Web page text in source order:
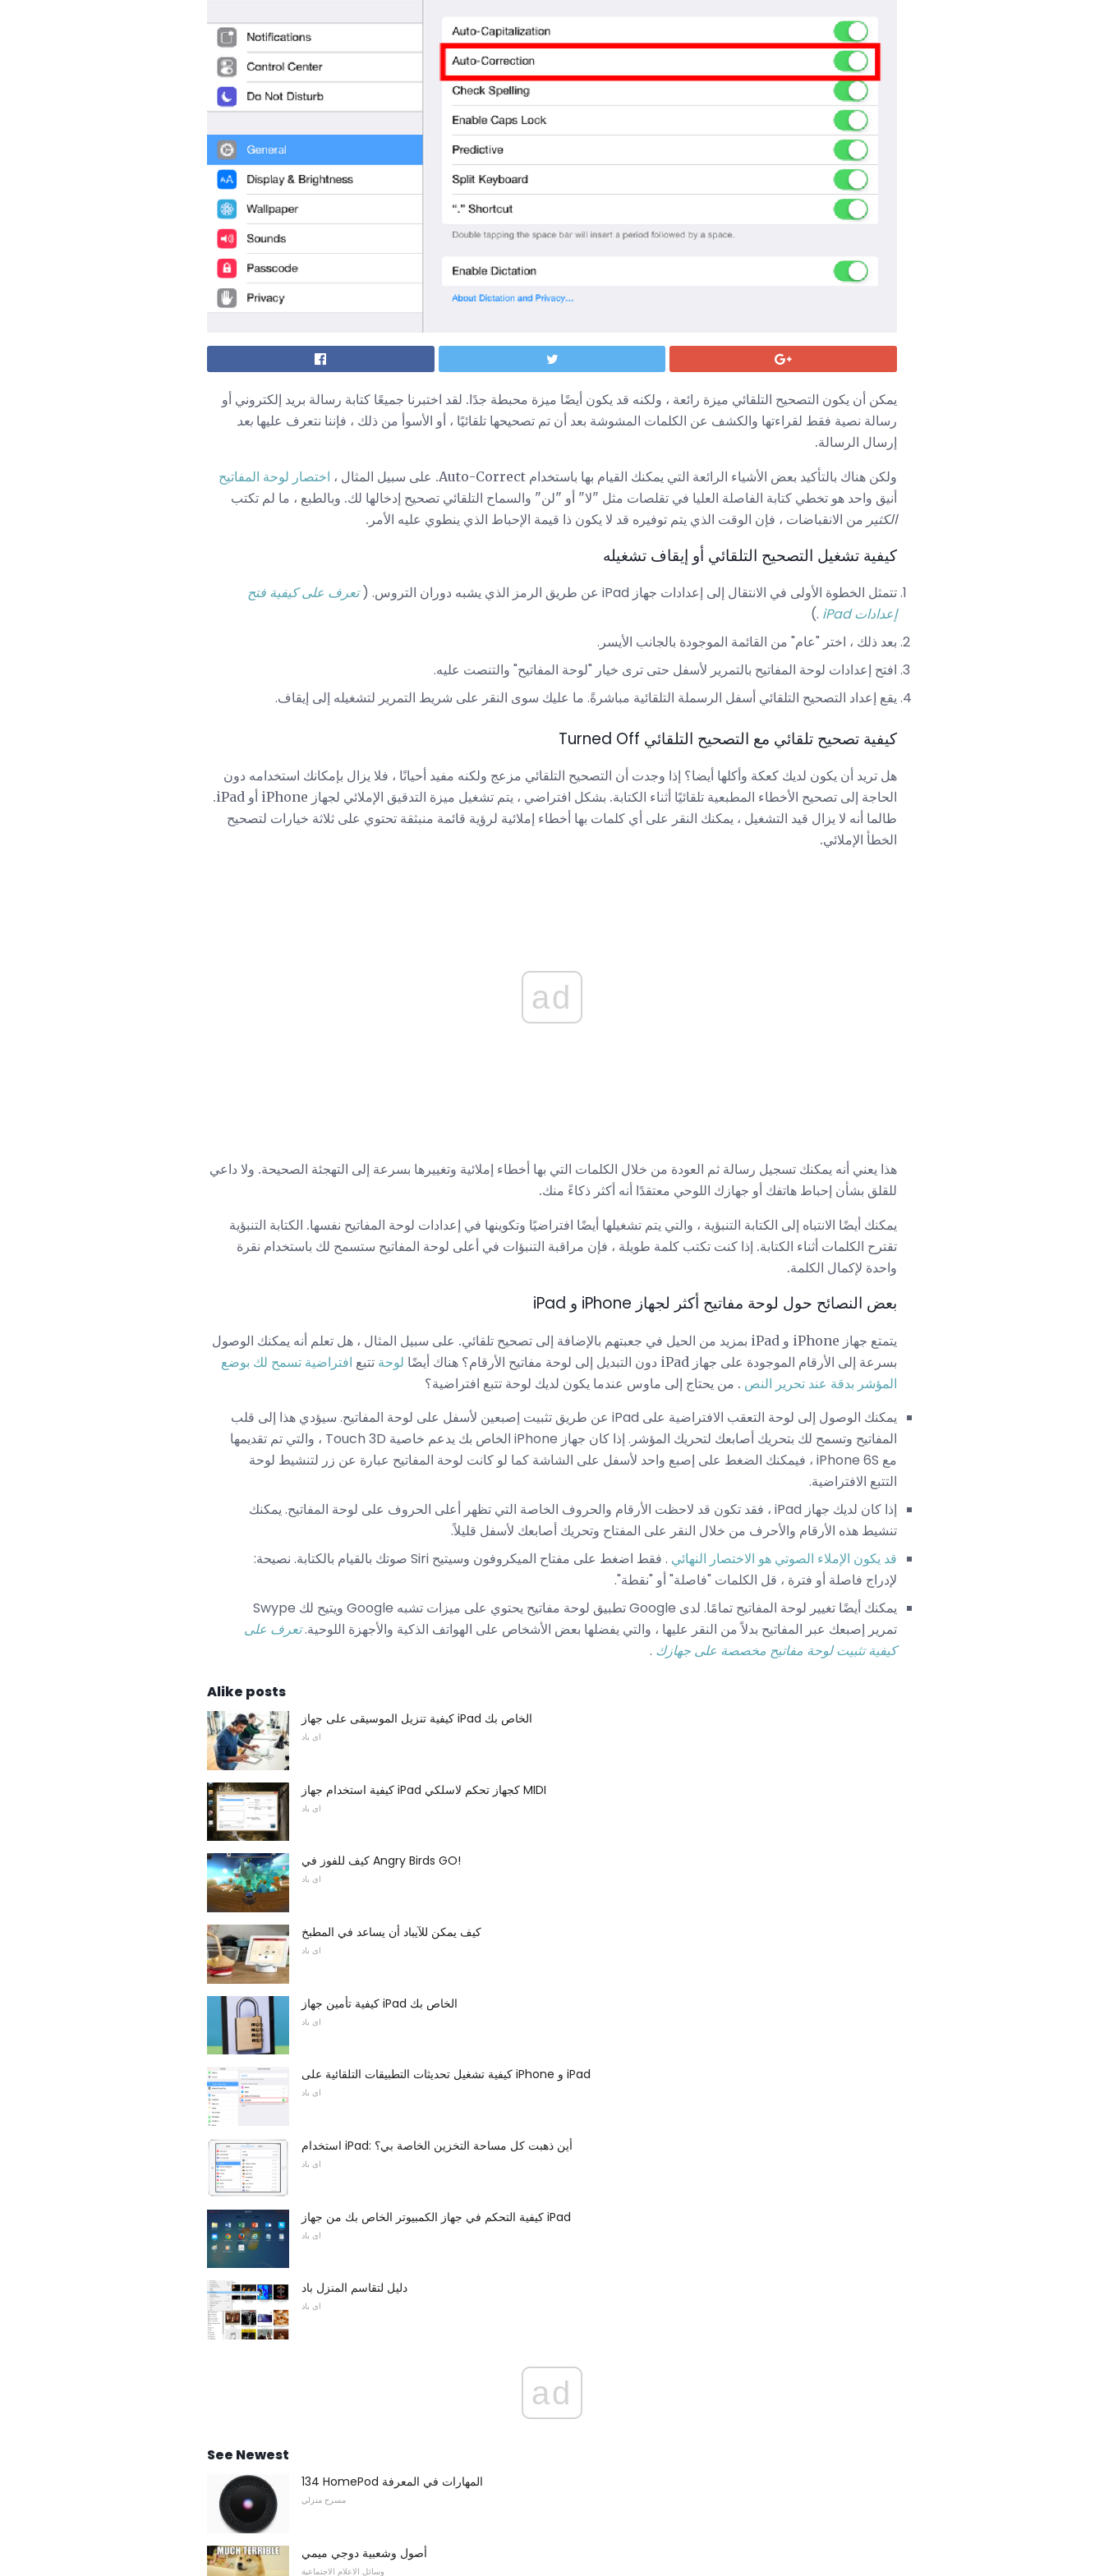
يمكن أن يكون التصحيح التلقائي ميزة رائعة ، ولكنه قد يكون أيضًا ميزة محبطة جدًا. لقد اختبرنا جميعًا كتابة رسالة بريد إلكتروني أو
رسالة نصية فقط لقراءتها والكشف عن الكلمات المشوشة بعد أن تم تصحيحها تلقائيًا ، أو الأسوأ من ذلك ، فإننا نتعرف عليها بعد
إرسال الرسالة.
ولكن هناك بالتأكيد بعض الأشياء الرائعة التي يمكنك القيام بها باستخدام Auto-Correct. على سبيل المثال ،
اختصار لوحة المفاتيح
أنيق واحد هو تخطي كتابة الفاصلة العليا في تقلصات مثل "لا" أو "لن" والسماح التلقائي تصحيح إدخالها لك. وبالطبع ، ما لم تكتب
الكثير من الانقباضات ، فإن الوقت الذي يتم توفيره قد لا يكون ذا قيمة الإحباط الذي ينطوي عليه الأمر.
كيفية تشغيل التصحيح التلقائي أو إيقاف تشغيله
تتمثل الخطوة الأولى في الانتقال إلى إعدادات جهاز iPad عن طريق الرمز الذي يشبه دوران التروس. (
تعرف على كيفية فتح
إعدادات iPad
.)
بعد ذلك ، اختر "عام" من القائمة الموجودة بالجانب الأيسر.
افتح إعدادات لوحة المفاتيح بالتمرير لأسفل حتى ترى خيار "لوحة المفاتيح" والتنصت عليه.
يقع إعداد التصحيح التلقائي أسفل الرسملة التلقائية مباشرةً. ما عليك سوى النقر على شريط التمرير لتشغيله إلى إيقاف.
كيفية تصحيح تلقائي مع التصحيح التلقائي Turned Off
هل تريد أن يكون لديك كعكة وأكلها أيضا؟ إذا وجدت أن التصحيح التلقائي مزعج ولكنه مفيد أحيانًا ، فلا يزال بإمكانك استخدامه دون
الحاجة إلى تصحيح الأخطاء المطبعية تلقائيًا أثناء الكتابة. بشكل افتراضي ، يتم تشغيل ميزة التدقيق الإملائي لجهاز iPhone أو iPad.
طالما أنه لا يزال قيد التشغيل ، يمكنك النقر على أي كلمات بها أخطاء إملائية لرؤية قائمة منبثقة تحتوي على ثلاثة خيارات لتصحيح
الخطأ الإملائي.
ad
هذا يعني أنه يمكنك تسجيل رسالة ثم العودة من خلال الكلمات التي بها أخطاء إملائية وتغييرها بسرعة إلى التهجئة الصحيحة. ولا داعي
للقلق بشأن إحباط هاتفك أو جهازك اللوحي معتقدًا أنه أكثر ذكاءً منك.
يمكنك أيضًا الانتباه إلى الكتابة التنبؤية ، والتي يتم تشغيلها أيضًا افتراضيًا وتكوينها في إعدادات لوحة المفاتيح نفسها. الكتابة التنبؤية
تقترح الكلمات أثناء الكتابة. إذا كنت تكتب كلمة طويلة ، فإن مراقبة التنبؤات في أعلى لوحة المفاتيح ستسمح لك باستخدام نقرة
واحدة لإكمال الكلمة.
بعض النصائح حول لوحة مفاتيح أكثر لجهاز iPhone و iPad
يتمتع جهاز iPhone و iPad بمزيد من الحيل في جعبتهم بالإضافة إلى تصحيح تلقائي. على سبيل المثال ، هل تعلم أنه يمكنك الوصول
بسرعة إلى الأرقام الموجودة على جهاز iPad دون التبديل إلى لوحة مفاتيح الأرقام؟ هناك أيضًا
لوحة تتبع افتراضية تسمح لك بوضع
المؤشر بدقة عند تحرير النص . من يحتاج إلى ماوس عندما يكون لديك لوحة تتبع افتراضية؟
يمكنك الوصول إلى لوحة التعقب الافتراضية على iPad عن طريق تثبيت إصبعين لأسفل على لوحة المفاتيح. سيؤدي هذا إلى قلب
المفاتيح وتسمح لك بتحريك أصابعك لتحريك المؤشر. إذا كان جهاز iPhone الخاص بك يدعم خاصية Touch 3D ، والتي تم تقديمها
مع iPhone 6S ، فيمكنك الضغط على إصبع واحد لأسفل على الشاشة كما لو كانت لوحة المفاتيح عبارة عن زر لتنشيط لوحة
التتبع الافتراضية.
إذا كان لديك جهاز iPad ، فقد تكون قد لاحظت الأرقام والحروف الخاصة التي تظهر أعلى الحروف على لوحة المفاتيح. يمكنك
تنشيط هذه الأرقام والأحرف من خلال النقر على المفتاح وتحريك أصابعك لأسفل قليلاً.
قد يكون الإملاء الصوتي هو الاختصار النهائي
. فقط اضغط على مفتاح الميكروفون وسيتيح Siri صوتك بالقيام بالكتابة. نصيحة:
لإدراج فاصلة أو فترة ، قل الكلمات "فاصلة" أو "نقطة".
يمكنك أيضًا تغيير لوحة المفاتيح تمامًا. لدى Google تطبيق لوحة مفاتيح يحتوي على ميزات تشبه Google ويتيح لك Swype
تمرير إصبعك عبر المفاتيح بدلاً من النقر عليها ، والتي يفضلها بعض الأشخاص على الهواتف الذكية والأجهزة اللوحية.تعرف على
كيفية تثبيت لوحة مفاتيح مخصصة على جهازك .
Alike posts
كيفية تنزيل الموسيقى على جهاز iPad الخاص بك
اى باد
كيفية استخدام جهاز iPad كجهاز تحكم لاسلكي MIDI
اى باد
كيف للفوز في Angry Birds GO!
اى باد
كيف يمكن للآيباد أن يساعد في المطبخ
اى باد
كيفية تأمين جهاز iPad الخاص بك
اى باد
كيفية تشغيل تحديثات التطبيقات التلقائية على iPhone و iPad
اى باد
استخدام iPad: أين ذهبت كل مساحة التخزين الخاصة بي؟
اى باد
كيفية التحكم في جهاز الكمبيوتر الخاص بك من جهاز iPad
اى باد
دليل لتقاسم المنزل باد
اى باد
ad
See Newest
134 HomePod المهارات في المعرفة
مسرح منزلي
أصول وشعبية دوجي ميمي
وسائل الاعلام الاجتماعية